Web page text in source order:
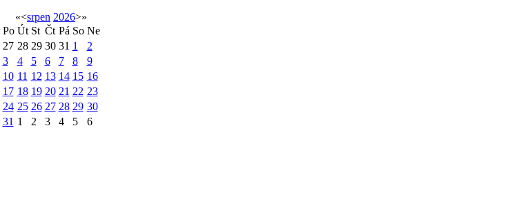
«<srpen 2026>»
Po Út St Čt Pá So Ne
27 28 29 30 31 1
2
3
4 5 6 7 8
9
10 11 12 13 14 15 16
17 18 19 20 21 22 23
24 25 26 27 28 29 30
31 1 2 3 4 5 6